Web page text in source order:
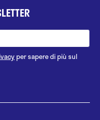
per sapere di più sul